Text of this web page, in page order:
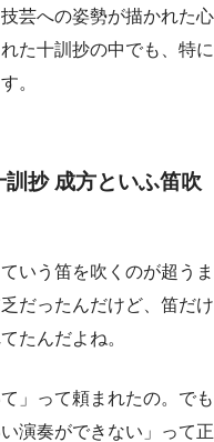
芸への姿勢が描かれた心
た十訓抄の中でも、特に
。
抄 成方といふ笛吹
いう笛を吹くのが超うま
だったんだけど、笛だけ
たんだよね。
」って頼まれたの。でも
演奏ができない」って正